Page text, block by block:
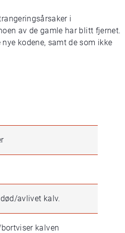
i
av de gamle har blitt fjernet.
kodene, samt de som ikke
avlivet kalv.
kalven